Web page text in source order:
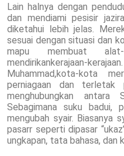
Lain halnya dengan
dan mendiami pesisir
diketahui lebih jelas.
sesuai dengan situasi dan
mapu membuat
mendirikankerajaan-
Muhammad,kota-kota
perniagaan dan terletak
menghubungkan antara
Sebagimana suku badui,
mengubah syair. Biasanya
pasarr seperti dipasar
ungkapan, tata bahasa, dan